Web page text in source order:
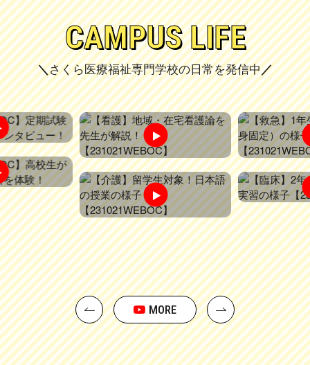
CAMPUS LIFE
さくら医療福祉専門学校の日常を発信中
MORE